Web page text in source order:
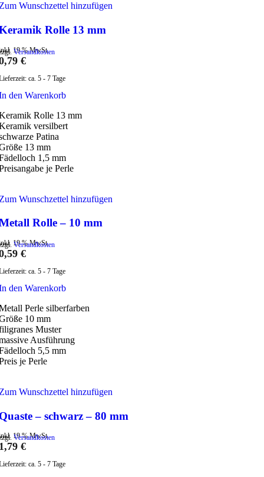
Wunschzettel hinzufügen
Rolle 13 mm
19 % MwSt.
Versandkosten
€
ca. 5 - 7 Tage
den Warenkorb
Rolle 13 mm
versilbert
Patina
13 mm
1,5 mm
je Perle
Wunschzettel hinzufügen
Rolle – 10 mm
19 % MwSt.
Versandkosten
€
ca. 5 - 7 Tage
den Warenkorb
Perle silberfarben
10 mm
Muster
Ausführung
5,5 mm
je Perle
Wunschzettel hinzufügen
– schwarz – 80 mm
19 % MwSt.
Versandkosten
€
ca. 5 - 7 Tage